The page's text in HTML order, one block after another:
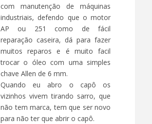
com manutenção de máquinas
industriais, defendo que o motor
AP ou 251 como de fácil
reparação caseira, dá para fazer
muitos reparos e é muito facil
trocar o óleo com uma simples
chave Allen de 6 mm.
Quando eu abro o capô os
vizinhos vivem tirando sarro, que
não tem marca, tem que ser novo
para não ter que abrir o capô.